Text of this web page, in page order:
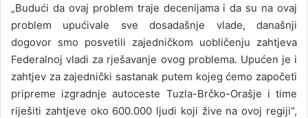
„Budući da ovaj problem traje decenijama i da su na ovaj
problem upućivale sve dosadašnje vlade, današnji
dogovor smo posvetili zajedničkom uobličenju zahtjeva
Federalnoj vladi za rješavanje ovog problema. Upućen je i
zahtjev za zajednički sastanak putem kojeg ćemo započeti
pripreme izgradnje autoceste Tuzla-Brčko-Orašje i time
riješiti zahtjeve oko 600.000 ljudi koji žive na ovoj regiji“,